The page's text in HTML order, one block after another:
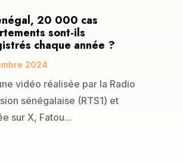
20 000 cas
sont-ils
chaque année ?
2024
vidéo réalisée par la Radio
sénégalaise (RTS1) et
sur X, Fatou...